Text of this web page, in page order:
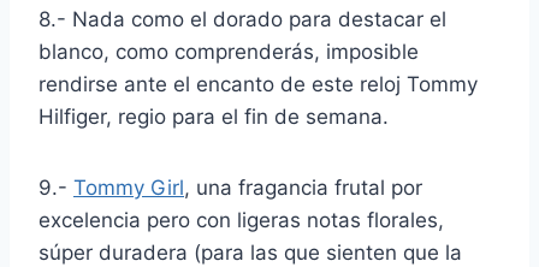
8.- Nada como el dorado para destacar el
blanco, como comprenderás, imposible
rendirse ante el encanto de este reloj Tommy
Hilfiger, regio para el fin de semana.
9.- Tommy Girl, una fragancia frutal por
excelencia pero con ligeras notas florales,
súper duradera (para las que sienten que la